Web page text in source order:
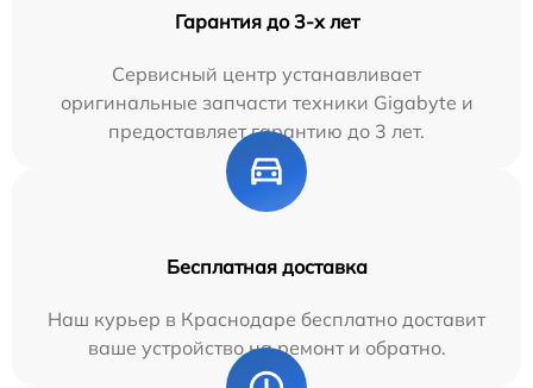
Гарантия до 3-х лет
Сервисный центр устанавливает
оригинальные запчасти техники Gigabyte и
предоставляет гарантию до 3 лет.
Бесплатная доставка
Наш курьер в Краснодаре бесплатно доставит
ваше устройство на ремонт и обратно.